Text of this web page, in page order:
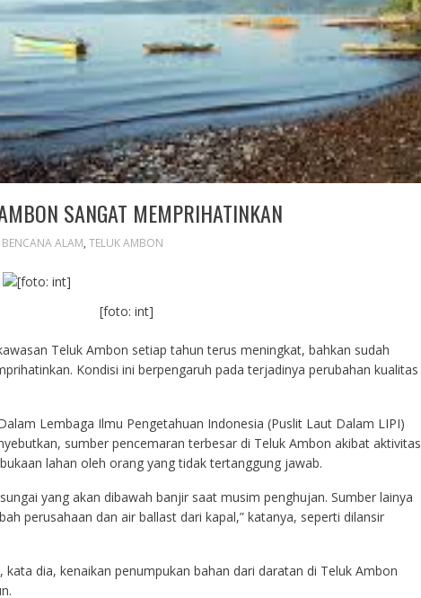
SANGAT MEMPRIHATINKAN
BENCANA ALAM, TELUK AMBON
[foto: int]
Teluk Ambon setiap tahun terus meningkat, bahkan sudah
Kondisi ini berpengaruh pada terjadinya perubahan kualitas
Lembaga Ilmu Pengetahuan Indonesia (Puslit Laut Dalam LIPI)
sumber pencemaran terbesar di Teluk Ambon akibat aktivitas
lahan oleh orang yang tidak tertanggung jawab.
yang akan dibawah banjir saat musim penghujan. Sumber lainya
perusahaan dan air ballast dari kapal,” katanya, seperti dilansir
dia, kenaikan penumpukan bahan dari daratan di Teluk Ambon